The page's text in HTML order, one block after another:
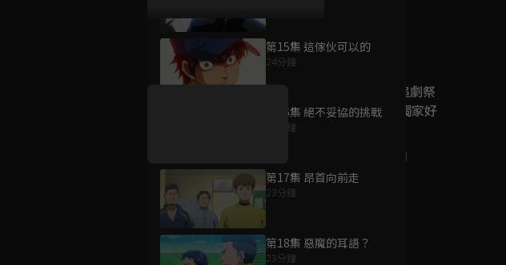
第15集 這傢伙可以的
24分鐘
第16集 絕不妥協的挑戰
23分鐘
第17集 昂首向前走
23分鐘
第18集 惡魔的耳語？
23分鐘
好康資訊
7/21-8/20，盛夏追劇祭
升級VIP最優惠！獨家好
8月20日